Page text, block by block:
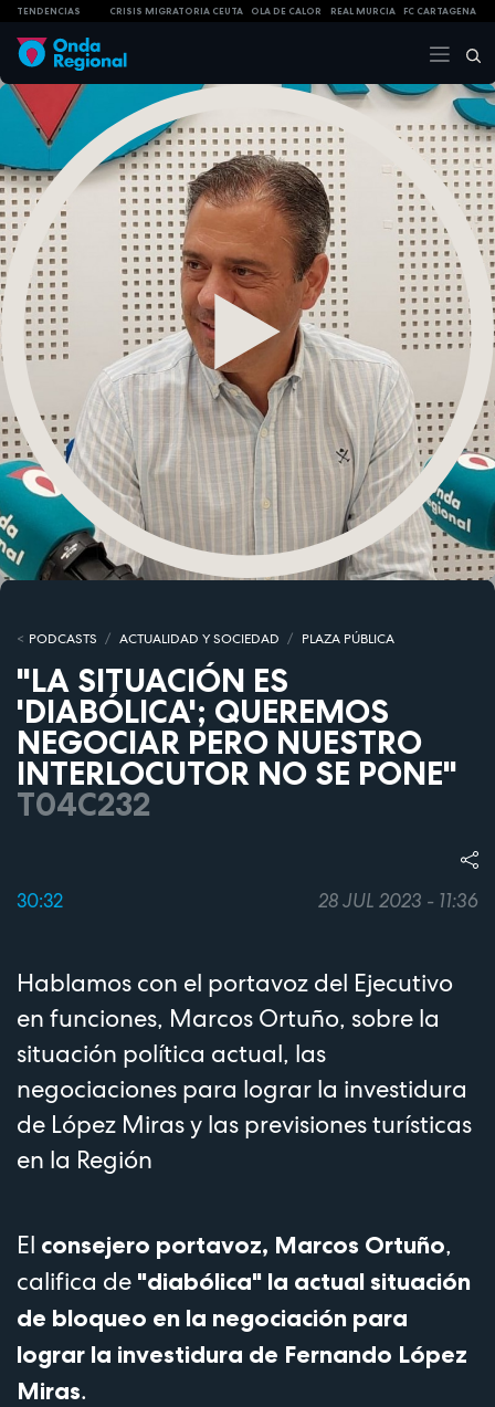
TENDENCIAS CRISIS MIGRATORIA CEUTA OLA DE CALOR REAL MURCIA FC CARTAGENA
PODCASTS ACTUALIDAD Y SOCIEDAD PLAZA PÚBLICA
"LA SITUACIÓN ES
'DIABÓLICA'; QUEREMOS
NEGOCIAR PERO NUESTRO
INTERLOCUTOR NO SE PONE"
T04C232
30:32 28 JUL 2023 - 11:36
Hablamos con el portavoz del Ejecutivo
en funciones, Marcos Ortuño, sobre la
situación política actual, las
negociaciones para lograr la investidura
de López Miras y las previsiones turísticas
en la Región
El consejero portavoz, Marcos Ortuño,
califica de "diabólica" la actual situación
de bloqueo en la negociación para
lograr la investidura de Fernando López
Miras.